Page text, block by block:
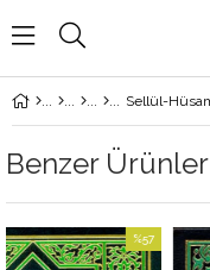
Benzer Ürünler
%57
İndirim